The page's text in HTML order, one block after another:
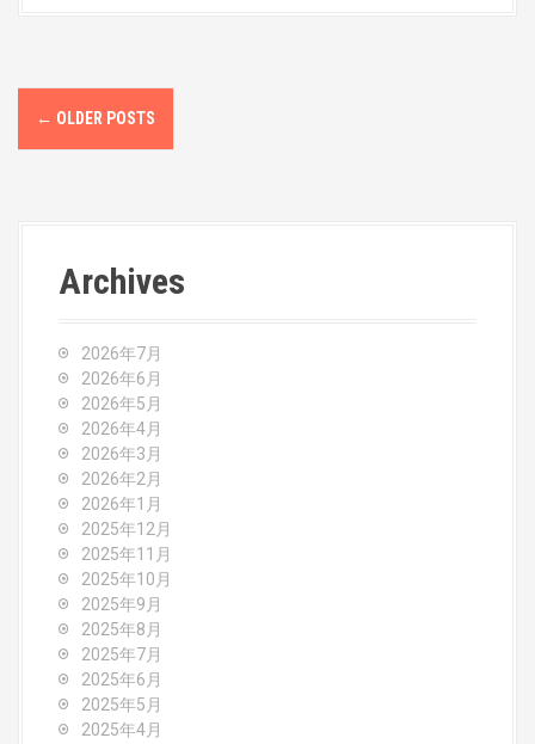
P
o
← OLDER POSTS
Archives
2026年7月
2026年6月
2026年5月
2026年4月
2026年3月
2026年2月
2026年1月
2025年12月
2025年11月
2025年10月
2025年9月
2025年8月
2025年7月
2025年6月
2025年5月
2025年4月